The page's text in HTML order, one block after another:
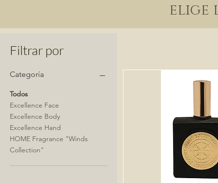
elige
Filtrar por
Categoría
Todos
Excellence Face
Excellence Body
Excellence Hand
HOME Fragrance "Winds
Collection"